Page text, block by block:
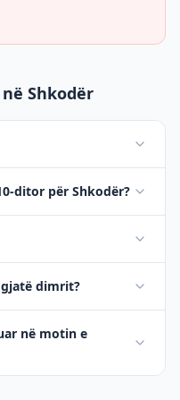
Shkodër
ditor për Shkodër?
dimrit?
në motin e